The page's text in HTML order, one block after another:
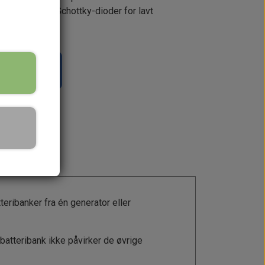
effektive Schottky-dioder for lavt
fra én generator eller
ikke påvirker de øvrige